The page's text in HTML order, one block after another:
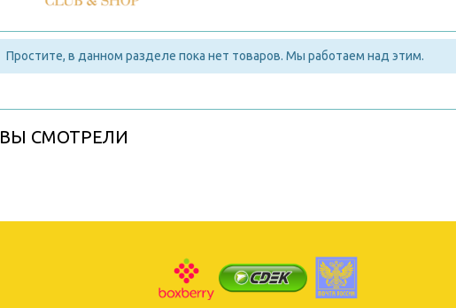
Простите, в данном разделе пока нет товаров. Мы работаем над этим.
ВЫ СМОТРЕЛИ